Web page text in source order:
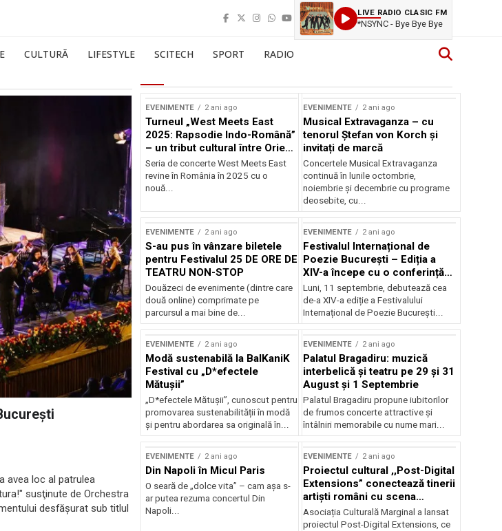
LIVE RADIO CLASIC FM
*NSYNC - Bye Bye Bye
CULTURĂ LIFESTYLE SCITECH SPORT RADIO
avea loc al patrulea
susţinute de Orchestra
desfăşurat sub titlul
EVENIMENTE 2 ani ago
Turneul „West Meets East
2025: Rapsodie Indo-Română”
– un tribut cultural între Orient
și Occident
Seria de concerte West Meets East
revine în România în 2025 cu o
nouă...
EVENIMENTE 2 ani ago
Musical Extravaganza – cu
tenorul Ștefan von Korch și
invitați de marcă
Concertele Musical Extravaganza
continuă în lunile octombrie,
noiembrie şi decembrie cu programe
deosebite, cu...
EVENIMENTE 2 ani ago
S-au pus în vânzare biletele
pentru Festivalul 25 DE ORE DE
TEATRU NON-STOP
Douăzeci de evenimente (dintre care
două online) comprimate pe
parcursul a mai bine de...
EVENIMENTE 2 ani ago
Festivalul Internațional de
Poezie București – Ediția a
XIV-a începe cu o conferință
despre limba română
susținută de Marco Lucchesi
Luni, 11 septembrie, debutează cea
de-a XIV-a ediție a Festivalului
Internațional de Poezie București...
EVENIMENTE 2 ani ago
Modă sustenabilă la BalKaniK
Festival cu „D*efectele
Mătușii”
„D*efectele Mătușii”, cunoscut pentru
promovarea sustenabilității în modă
și pentru abordarea sa originală în...
EVENIMENTE 2 ani ago
Palatul Bragadiru: muzică
interbelică şi teatru pe 29 şi 31
August şi 1 Septembrie
Palatul Bragadiru propune iubitorilor
de frumos concerte attractive şi
întâlniri memorabile cu nume mari...
EVENIMENTE 2 ani ago
Din Napoli în Micul Paris
O seară de „dolce vita” – cam așa s-
ar putea rezuma concertul Din
Napoli...
EVENIMENTE 2 ani ago
Proiectul cultural ,,Post-Digital
Extensions” conectează tinerii
artiști români cu scena
internațională
Asociația Culturală Marginal a lansat
proiectul Post-Digital Extensions, ce